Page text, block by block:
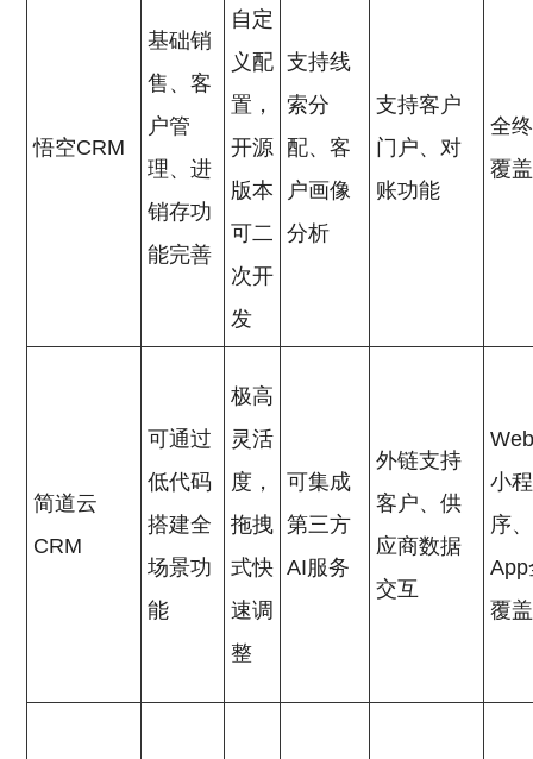
悟空CRM
基础销
售、客
户管
理、进
销存功
能完善
自定
义配
置，
开源
版本
可二
次开
发
支持线
索分
配、客
户画像
分析
支持客户
门户、对
账功能
全
覆盖
简道云
CRM
可通过
低代码
搭建全
场景功
能
极高
灵活
度，
拖拽
式快
速调
整
可集成
第三方
AI服务
外链支持
客户、供
应商数据
交互
小程
序、
App
覆盖